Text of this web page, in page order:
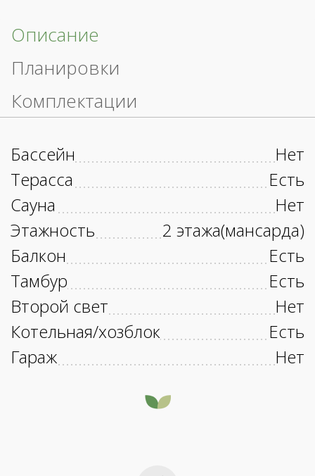
Описание
Планировки
Комплектации
Бассейн
Нет
Терасса
Есть
Сауна
Нет
Этажность
2 этажа(мансарда)
Балкон
Есть
Тамбур
Есть
Второй свет
Нет
Котельная/хозблок
Есть
Гараж
Нет